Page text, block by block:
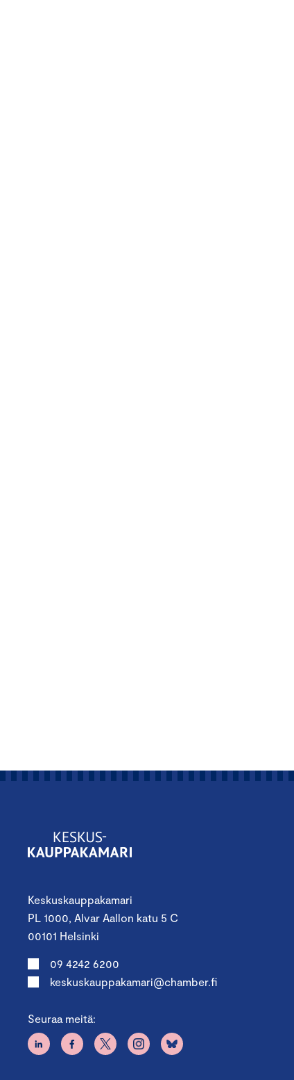
Keskuskauppakamari
PL 1000, Alvar Aallon katu 5 C
00101 Helsinki
09 4242 6200
keskuskauppakamari@chamber.fi
Seuraa meitä: